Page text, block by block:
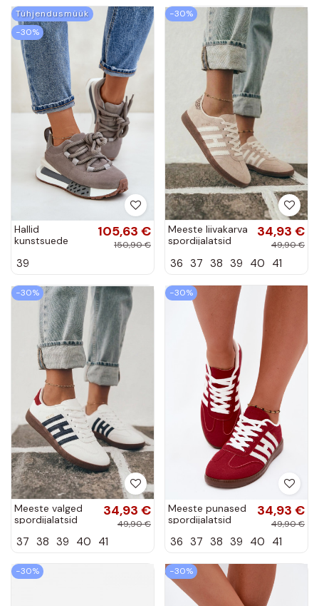
märgistega
Vinceza 89102
Tühjendusmüük
−30%
Hallid
kunstsuede
platvormiga ja
paeltega Artiker
54C1463
105,63 €
150,90 €
39
−30%
Meeste liivakarva
spordijalatsid
Chrissy
34,93 €
49,90 €
36 37 38 39 40 41
−30%
Meeste valged
spordijalatsid
Chrissy
34,93 €
49,90 €
37 38 39 40 41
−30%
Meeste punased
spordijalatsid
Chrissy
34,93 €
49,90 €
36 37 38 39 40 41
−30% −30%